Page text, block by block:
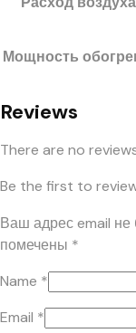
Мощность
Reviews
There are no
Be the first to
Ваш адрес email не
помечены *
Name *
Email *